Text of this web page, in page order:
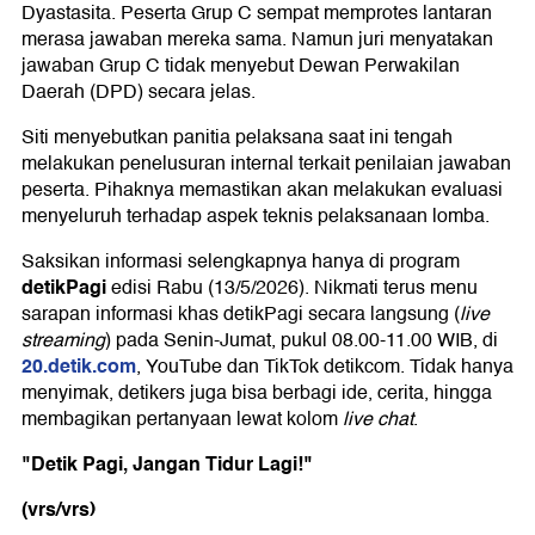
Dyastasita. Peserta Grup C sempat memprotes lantaran
merasa jawaban mereka sama. Namun juri menyatakan
jawaban Grup C tidak menyebut Dewan Perwakilan
Daerah (DPD) secara jelas.
Siti menyebutkan panitia pelaksana saat ini tengah
melakukan penelusuran internal terkait penilaian jawaban
peserta. Pihaknya memastikan akan melakukan evaluasi
menyeluruh terhadap aspek teknis pelaksanaan lomba.
Saksikan informasi selengkapnya hanya di program
detikPagiedisi Rabu (13/5/2026). Nikmati terus menu
sarapan informasi khas detikPagi secara langsung (live
streaming) pada Senin-Jumat, pukul 08.00-11.00 WIB, di
20.detik.com, YouTube dan TikTok detikcom. Tidak hanya
menyimak, detikers juga bisa berbagi ide, cerita, hingga
membagikan pertanyaan lewat kolomlive chat.
"Detik Pagi, Jangan Tidur Lagi!"
(vrs/vrs)